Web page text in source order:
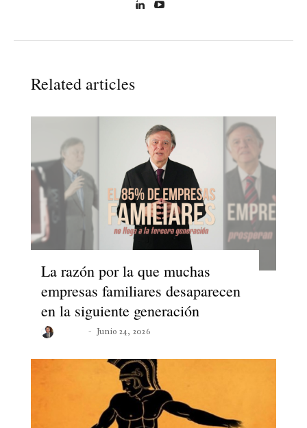
Related articles
La razón por la que muchas
empresas familiares desaparecen
en la siguiente generación
Junio 24, 2026